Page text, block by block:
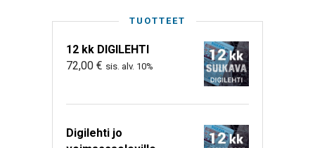
TUOTTEET
12 kk DIGILEHTI
72,00 € sis. alv. 10%
Digilehti jo